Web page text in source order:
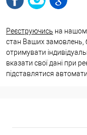
Реєструючись на
стан Ваших замовлень,
отримувати
вказати свої дані при
підставлятися